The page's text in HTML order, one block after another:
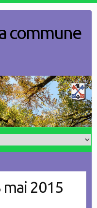
commune
2015